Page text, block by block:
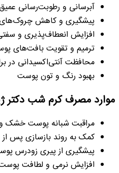
آبرسانی و رطوبت‌رسانی
پیشگیری و کاهش
افزایش انعطاف‌پذیری و
ترمیم و تقویت بافت‌های
محافظت آنتی‌اکسیدانی در
بهبود رنگ و تون پوست
موارد مصرف کرم شب دکتر
مراقبت شبانه پوست خشک و
کمک به روند بازسازی پس از
پیشگیری از پیری زودرس
افزایش نرمی و لطافت